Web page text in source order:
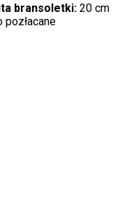
bransoletki: 20 cm
pozłacane